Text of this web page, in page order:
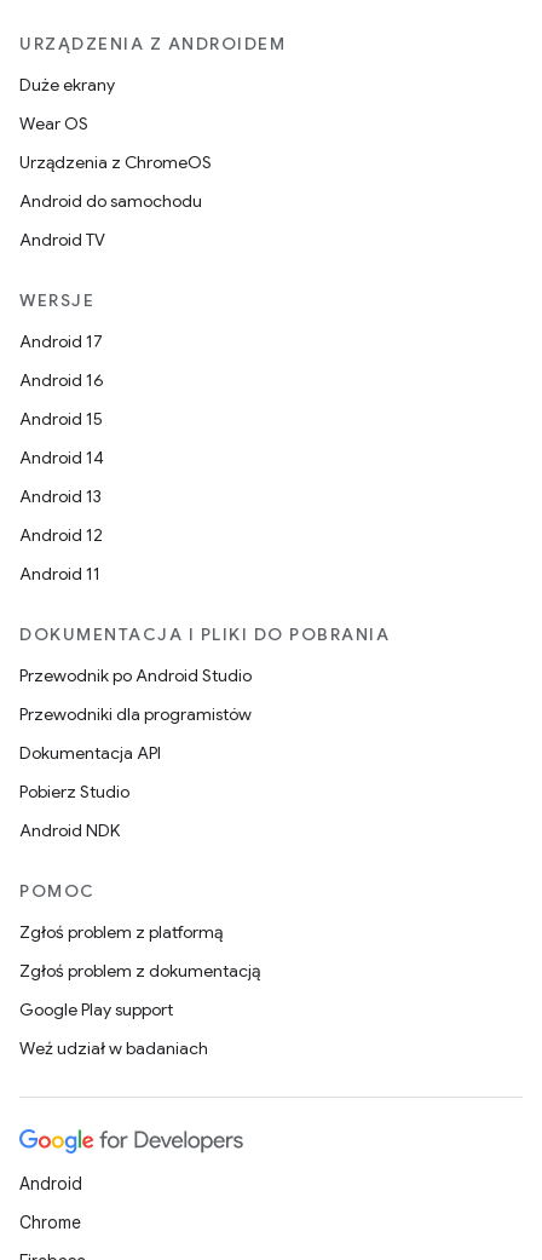
URZĄDZENIA Z ANDROIDEM
Duże ekrany
Wear OS
Urządzenia z ChromeOS
Android do samochodu
Android TV
WERSJE
Android 17
Android 16
Android 15
Android 14
Android 13
Android 12
Android 11
DOKUMENTACJA I PLIKI DO POBRANIA
Przewodnik po Android Studio
Przewodniki dla programistów
Dokumentacja API
Pobierz Studio
Android NDK
POMOC
Zgłoś problem z platformą
Zgłoś problem z dokumentacją
Google Play support
Weź udział w badaniach
Android
Chrome